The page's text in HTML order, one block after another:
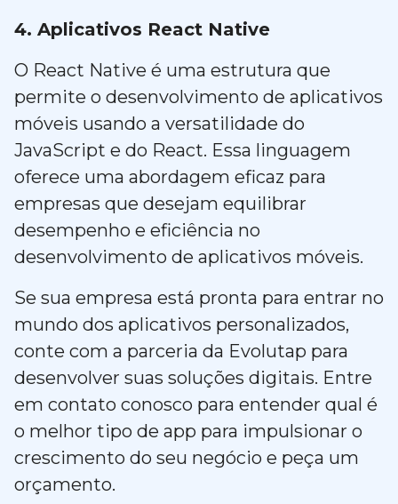
4. Aplicativos React Native
O React Native é uma estrutura que
permite o desenvolvimento de aplicativos
móveis usando a versatilidade do
JavaScript e do React. Essa linguagem
oferece uma abordagem eficaz para
empresas que desejam equilibrar
desempenho e eficiência no
desenvolvimento de aplicativos móveis.
Se sua empresa está pronta para entrar no
mundo dos aplicativos personalizados,
conte com a parceria da Evolutap para
desenvolver suas soluções digitais. Entre
em contato conosco para entender qual é
o melhor tipo de app para impulsionar o
crescimento do seu negócio e peça um
orçamento.